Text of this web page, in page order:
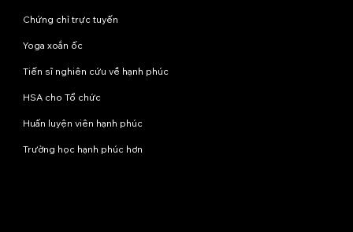
Chứng chỉ trực tuyến
Yoga xoắn ốc
Tiến sĩ nghiên cứu về hạnh phúc
HSA cho Tổ chức
Huấn luyện viên hạnh phúc
Trường học hạnh phúc hơn